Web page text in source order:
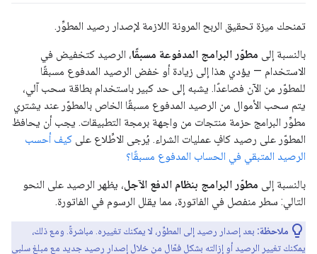
تمنحك ميزة تحقيق الربح المرونة اللازمة لإصدار رصيد المطوِّر.
بالنسبة إلى مطوّر البرامج المدفوعة مسبقًا، الرصيد كتخفيض في
الاستخدام — يؤدي هذا إلى زيادة أو خفض الرصيد المدفوع مسبقًا
للمطوّر من الآن فصاعدًا. يشبه إلى حد كبير باستخدام بطاقة سحب آلي،
يتم سحب الأموال من الرصيد المدفوع مسبقًا الخاص بالمطوّر عند يشتري
مطوِّر البرامج حزمة منتجات من واجهة برمجة التطبيقات. يجب أن يحافظ
المطوّر على رصيد كافٍ عمليات الشراء. يُرجى الاطِّلاع على كيف أحسب
الرصيد المتبقي في الحساب المدفوع مسبقًا؟
بالنسبة إلى مطوّر البرامج بنظام الدفع الآجل، يظهر الرصيد على النحو
التالي: سطر منفصل في الفاتورة، مما يقلل الرسوم في الفاتورة.
ملاحظة: بعد إصدار رصيد إلى المطوِّر، لا يمكنك تغييره. مباشرةً. ومع ذلك،
يمكنك تغيير الرصيد أو إزالته بشكل فعّال من خلال إصدار رصيد جديد مع مبلغ سلبي